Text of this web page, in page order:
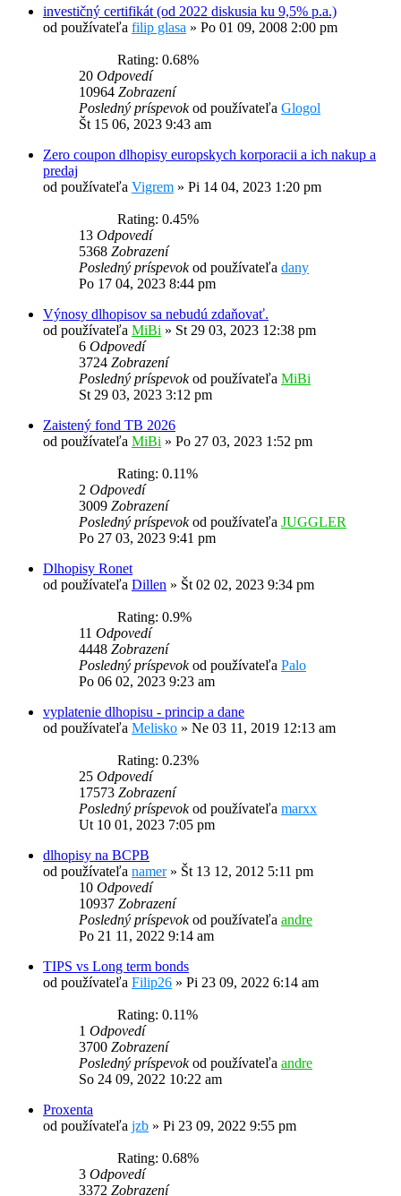
investičný certifikát (od 2022 diskusia ku 9,5% p.a.)
od používateľa filip glasa » Po 01 09, 2008 2:00 pm
Rating: 0.68%
20 Odpovedí
10964 Zobrazení
Posledný príspevokod používateľa Glogol
Št 15 06, 2023 9:43 am
Zero coupon dlhopisy europskych korporacii a ich nakup a
predaj
od používateľa Vigrem » Pi 14 04, 2023 1:20 pm
Rating: 0.45%
13 Odpovedí
5368 Zobrazení
Posledný príspevokod používateľa dany
Po 17 04, 2023 8:44 pm
Výnosy dlhopisov sa nebudú zdaňovať.
od používateľa MiBi » St 29 03, 2023 12:38 pm
6 Odpovedí
3724 Zobrazení
Posledný príspevokod používateľa MiBi
St 29 03, 2023 3:12 pm
Zaistený fond TB 2026
od používateľa MiBi » Po 27 03, 2023 1:52 pm
Rating: 0.11%
2 Odpovedí
3009 Zobrazení
Posledný príspevokod používateľa JUGGLER
Po 27 03, 2023 9:41 pm
Dlhopisy Ronet
od používateľa Dillen » Št 02 02, 2023 9:34 pm
Rating: 0.9%
11 Odpovedí
4448 Zobrazení
Posledný príspevokod používateľa Palo
Po 06 02, 2023 9:23 am
vyplatenie dlhopisu - princip a dane
od používateľa Melisko » Ne 03 11, 2019 12:13 am
Rating: 0.23%
25 Odpovedí
17573 Zobrazení
Posledný príspevokod používateľa marxx
Ut 10 01, 2023 7:05 pm
dlhopisy na BCPB
od používateľa namer» Št 13 12, 2012 5:11 pm
10 Odpovedí
10937 Zobrazení
Posledný príspevokod používateľa andre
Po 21 11, 2022 9:14 am
TIPS vs Long term bonds
od používateľa Filip26 » Pi 23 09, 2022 6:14 am
Rating: 0.11%
1 Odpovedí
3700 Zobrazení
Posledný príspevokod používateľa andre
So 24 09, 2022 10:22 am
Proxenta
od používateľa jzb » Pi 23 09, 2022 9:55 pm
Rating: 0.68%
3 Odpovedí
3372 Zobrazení